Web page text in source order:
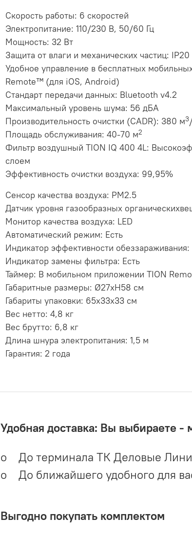
Скорость работы: 6 скоростей
Электропитание: 110/230 В, 50/60 Гц
Мощность: 32 Вт
Защита от влаги и механических частиц: IP20
Удобное управление в бесплатных
Remote™ (для iOS, Android)
Стандарт передачи данных: Bluetooth v4.2
Максимальный уровень шума: 56 дБА
Производительность очистки (CADR): 380 м3
Площадь обслуживания: 40-70 м2
Фильтр воздушный TION IQ 400 4L:
слоем
Эффективность очистки воздуха: 99,95%
Сенсор качества воздуха: PM2.5
Датчик уровня газообразных
Монитор качества воздуха: LED
Автоматический режим: Есть
Индикатор эффективности
Индикатор замены фильтра: Есть
Таймер: В мобильном приложении TION
Габаритные размеры: Ø27xH58 cм
Габариты упаковки: 65х33х33 cм
Вес нетто: 4,8 кг
Вес брутто: 6,8 кг
Длина шнура электропитания: 1,5 м
Гарантия: 2 года
Удобная доставка: Вы выбираете -
o До терминала ТК Деловые
o До ближайшего удобного для
Выгодно покупать комплектом